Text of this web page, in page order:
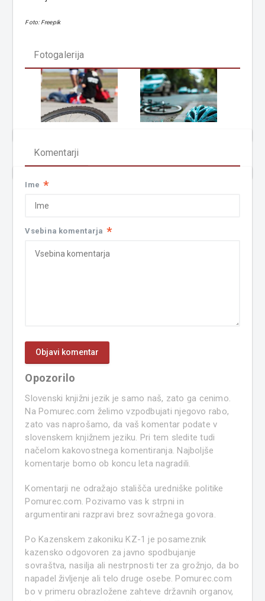
Foto: Freepik
Fotogalerija
Komentarji
Ime *
Vsebina komentarja *
Opozorilo
Slovenski knjižni jezik je samo naš, zato ga cenimo.
Na Pomurec.com želimo vzpodbujati njegovo rabo,
zato vas naprošamo, da vaš komentar podate v
slovenskem knjižnem jeziku. Pri tem sledite tudi
načelom kakovostnega komentiranja. Najboljše
komentarje bomo ob koncu leta nagradili.
Komentarji ne odražajo stališča uredniške politike
Pomurec.com. Pozivamo vas k strpni in
argumentirani razpravi brez sovražnega govora.
Po Kazenskem zakoniku KZ-1 je posameznik
kazensko odgovoren za javno spodbujanje
sovraštva, nasilja ali nestrpnosti ter za grožnjo, da bo
napadel življenje ali telo druge osebe. Pomurec.com
bo v primeru obrazložene zahteve državnih organov,